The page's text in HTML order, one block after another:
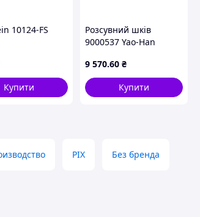
10124-FS
Купити
Розсувний шків
9000537 Yao-Han
9 570.60 ₴
Купити
PIX Без бренда